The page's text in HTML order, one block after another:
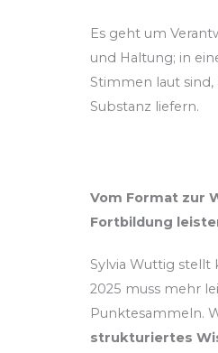
Es geht um
und Haltung; in
Stimmen laut
Substanz liefern.
Vom Format zur
Fortbildung
Sylvia Wuttig stellt
2025 muss mehr
Punktesammeln.
strukturiertes